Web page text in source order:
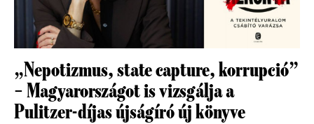
„Nepotizmus, state capture, korrupció”
– Magyarországot is vizsgálja a
Pulitzer-díjas újságíró új könyve